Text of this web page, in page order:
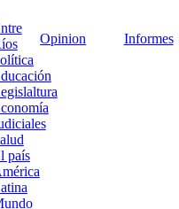
país
Opinion Informes